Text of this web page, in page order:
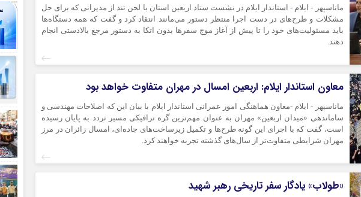
*جهان
بین الملل
آسیای غربی
آمریکا و اروپا
*چندرسانه‌ای
گالری
اینفوگرافی
آذربایجان شرقی
آذربایجان غربی
اردبیل
ماناسپهر - ایلام - استاندار ایلام در نشست ستاد اربعین استان با لحن تند از مدیرانی که برای حل
مشکلات و طرح‌های در دست اجرا منتظر دستور می‌مانند انتقاد کرد و گفت که همه دستگاه‌ها
باید مسئولیت‌های خود را تا پیش از آغاز موج سفرها بدون اتکا به دستور مرجع بالادستی انجام
دهند.
معاون استاندار ایلام: اربعین امسال در مهران متفاوت خواهد بود
ماناسپهر - ایلام -معاون هماهنگی امور عمرانی استاندار ایلام با بیان این که اصلاحات مهندسی و
ساماندهی «میدان اربعین» مهران به عنوان مهم‌ترین گره ترافیکی مسیر تردد به پایان رسیده
است، گفت که با اجرای این گونه طرح‌ها و تکمیل زیرساخت‌های جاده‌ای، امسال زائران در مرز
مهران شرایطی متفاوت‌تر از سال‌های گذشته تجربه خواهند کرد.
«طولاب» یادگار سفر تاریخی رهبر شهید